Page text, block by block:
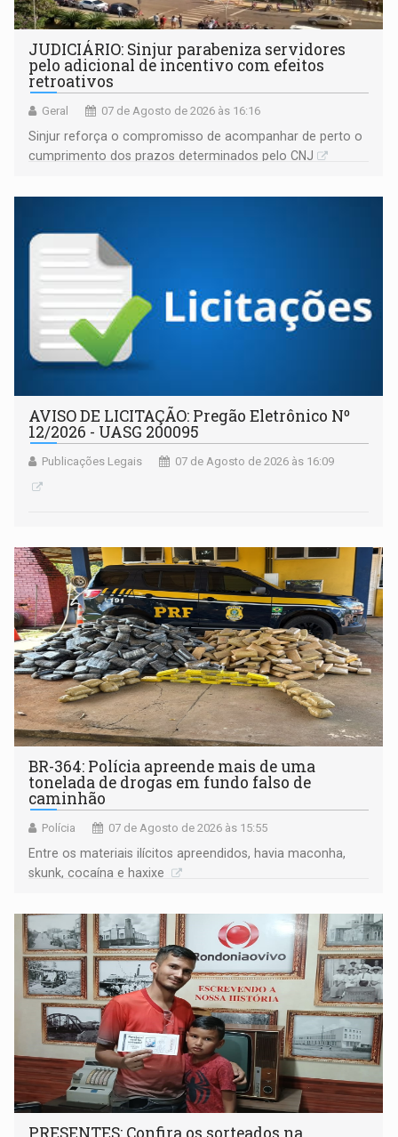
JUDICIÁRIO: Sinjur parabeniza servidores
pelo adicional de incentivo com efeitos
retroativos
Geral 07 de Agosto de 2026 às 16:16
Sinjur reforça o compromisso de acompanhar de perto o
cumprimento dos prazos determinados pelo CNJ
AVISO DE LICITAÇÃO: Pregão Eletrônico Nº
12/2026 - UASG 200095
Publicações Legais 07 de Agosto de 2026 às 16:09
BR-364: Polícia apreende mais de uma
tonelada de drogas em fundo falso de
caminhão
Polícia 07 de Agosto de 2026 às 15:55
Entre os materiais ilícitos apreendidos, havia maconha,
skunk, cocaína e haxixe